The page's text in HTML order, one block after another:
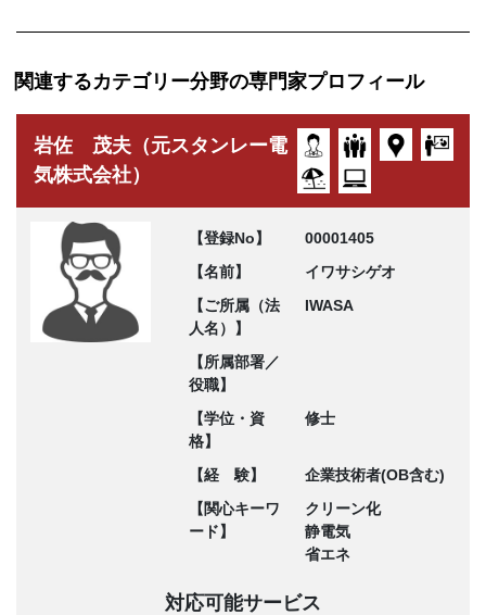
関連するカテゴリー分野の専門家プロフィール
岩佐 茂夫（元スタンレー電
気株式会社）
【登録No】
00001405
【名前】
イワサシゲオ
【ご所属（法
人名）】
IWASA
【所属部署／
役職】
【学位・資
格】
修士
【経 験】
企業技術者(OB含む)
【関心キーワ
ード】
クリーン化
静電気
省エネ
対応可能サービス